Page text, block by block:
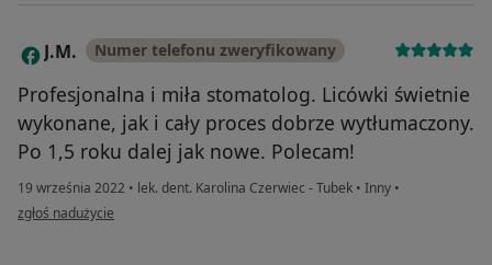
J J.M. Numer telefonu zweryfikowany
Profesjonalna i miła stomatolog. Licówki świetnie
wykonane, jak i cały proces dobrze wytłumaczony.
Po 1,5 roku dalej jak nowe. Polecam!
19 września 2022 • lek. dent. Karolina Czerwiec - Tubek • Inny •
w opinii użytkownika J.M.
zgłoś nadużycie